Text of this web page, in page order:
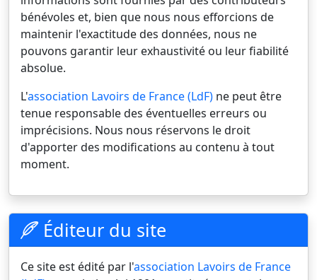
bénévoles et, bien que nous nous efforcions de
maintenir l'exactitude des données, nous ne
pouvons garantir leur exhaustivité ou leur fiabilité
absolue.
L'association Lavoirs de France (LdF) ne peut être
tenue responsable des éventuelles erreurs ou
imprécisions. Nous nous réservons le droit
d'apporter des modifications au contenu à tout
moment.
Éditeur du site
Ce site est édité par l'association Lavoirs de France